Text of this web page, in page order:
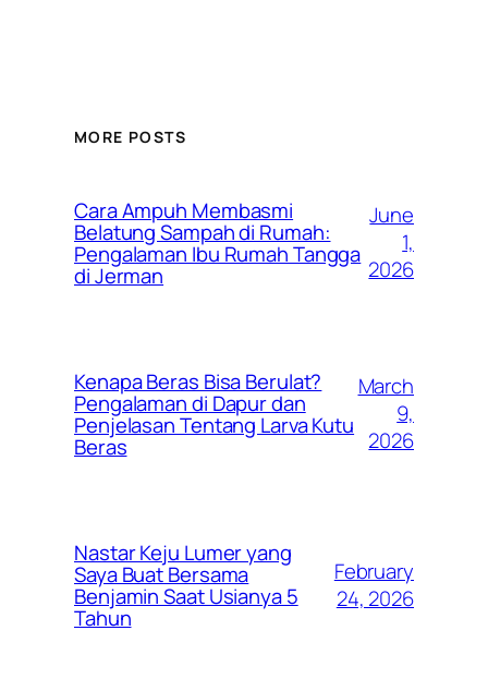
MORE POSTS
Cara Ampuh Membasmi
Belatung Sampah di Rumah:
Pengalaman Ibu Rumah Tangga
di Jerman
June
1,
2026
Kenapa Beras Bisa Berulat?
Pengalaman di Dapur dan
Penjelasan Tentang Larva Kutu
Beras
March
9,
2026
Nastar Keju Lumer yang
Saya Buat Bersama
Benjamin Saat Usianya 5
Tahun
February
24, 2026